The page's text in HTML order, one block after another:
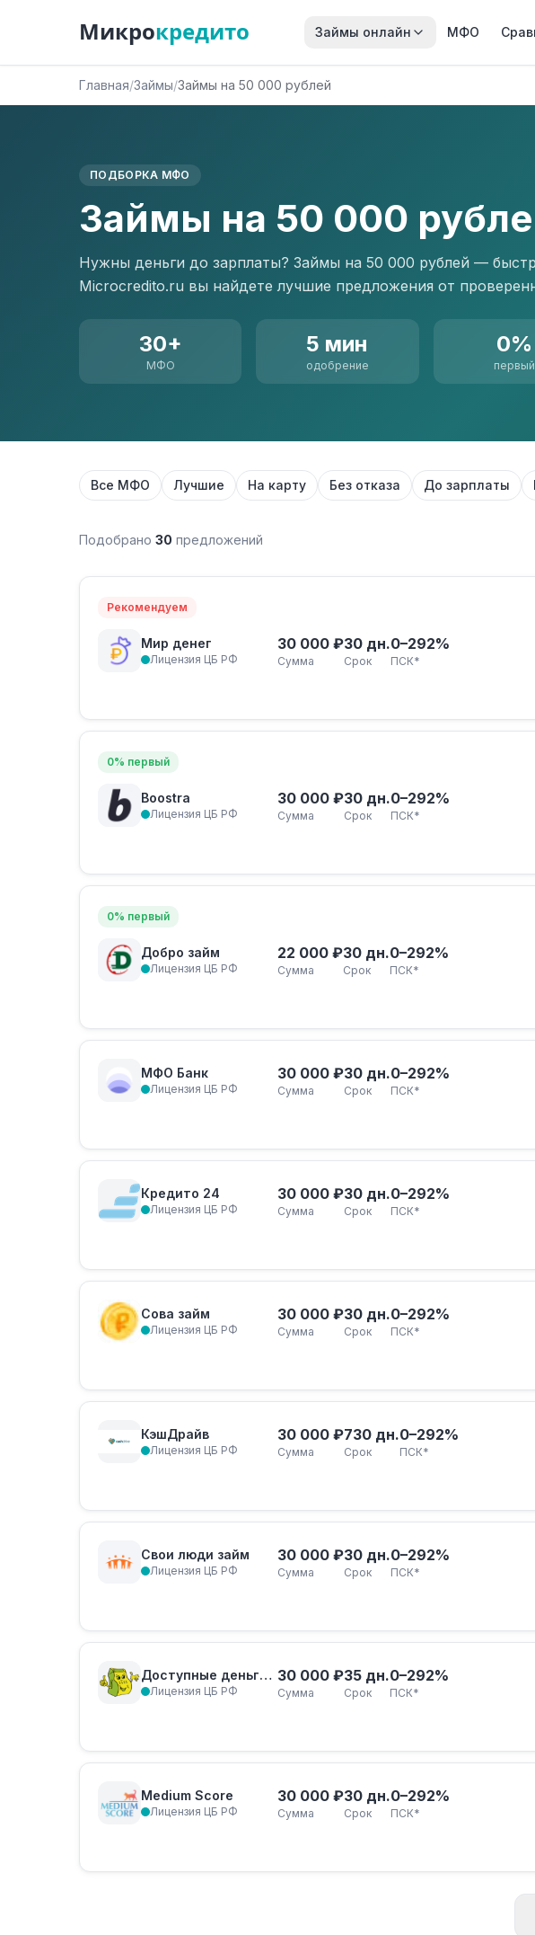
Микрокредито Займы онлайн МФО
Главная/Займы/Займы на 50 000 рублей
ПОДБОРКА МФО
Займы на 50 000
Нужны деньги до зарплаты? Займы на 50 000 рублей —
Microcredito.ru вы найдете лучшие предложения от
30+
МФО
5 мин
одобрение
0%
первый
Все МФО Лучшие На карту Без отказа До зарплаты
Подобрано 30 предложений
Рекомендуем
Мир денег
Лицензия ЦБ РФ
30 000 ₽
Сумма
30 дн.
Срок
0–292%
ПСК*
0% первый
Boostra
Лицензия ЦБ РФ
30 000 ₽
Сумма
30 дн.
Срок
0–292%
ПСК*
0% первый
Добро займ
Лицензия ЦБ РФ
22 000 ₽
Сумма
30 дн.
Срок
0–292%
ПСК*
МФО Банк
Лицензия ЦБ РФ
30 000 ₽
Сумма
30 дн.
Срок
0–292%
ПСК*
Кредито 24
Лицензия ЦБ РФ
30 000 ₽
Сумма
30 дн.
Срок
0–292%
ПСК*
Сова займ
Лицензия ЦБ РФ
30 000 ₽
Сумма
30 дн.
Срок
0–292%
ПСК*
КэшДрайв
Лицензия ЦБ РФ
30 000 ₽
Сумма
730 дн.
Срок
0–292%
ПСК*
Свои люди займ
Лицензия ЦБ РФ
30 000 ₽
Сумма
30 дн.
Срок
0–292%
ПСК*
Доступные деньги займ
Лицензия ЦБ РФ
30 000 ₽
Сумма
35 дн.
Срок
0–292%
ПСК*
Medium Score
Лицензия ЦБ РФ
30 000 ₽
Сумма
30 дн.
Срок
0–292%
ПСК*